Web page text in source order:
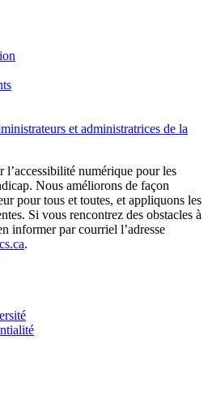
et administratrices de la
l’accessibilité numérique pour les
Nous améliorons de façon
pour tous et toutes, et appliquons les
Si vous rencontrez des obstacles à
informer par courriel l’adresse
.